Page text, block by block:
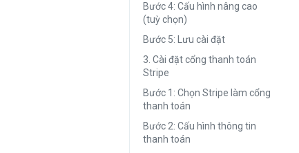
Bước 4: Cấu hình nâng cao
(tuỳ chọn)
Bước 5: Lưu cài đặt
3. Cài đặt cổng thanh toán
Stripe
Bước 1: Chọn Stripe làm cổng
thanh toán
Bước 2: Cấu hình thông tin
thanh toán